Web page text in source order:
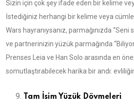
Sizin için çok şey ifade eden bir kelime
İstediğiniz herhangi bir kelime veya
Wars hayranıysanız, parmağınızda “Seni
ve partnerinizin yüzük parmağında
Prenses Leia ve Han Solo arasında en
somutlaştırabilecek harika bir andı:
Tam İsim Yüzük Dövmeleri